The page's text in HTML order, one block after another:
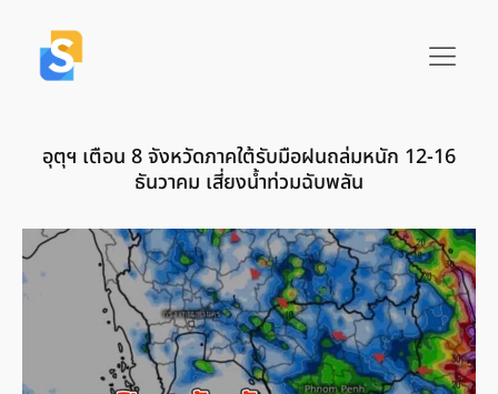
อุตุฯ เตือน 8 จังหวัดภาคใต้รับมือฝนถล่มหนัก 12-16
ธันวาคม เสี่ยงน้ำท่วมฉับพลัน